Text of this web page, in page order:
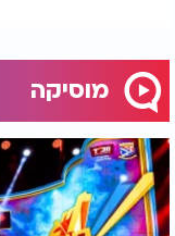
מוסיקה